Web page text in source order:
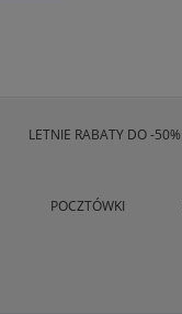
LETNIE RABATY DO -50%
POCZTÓWKI